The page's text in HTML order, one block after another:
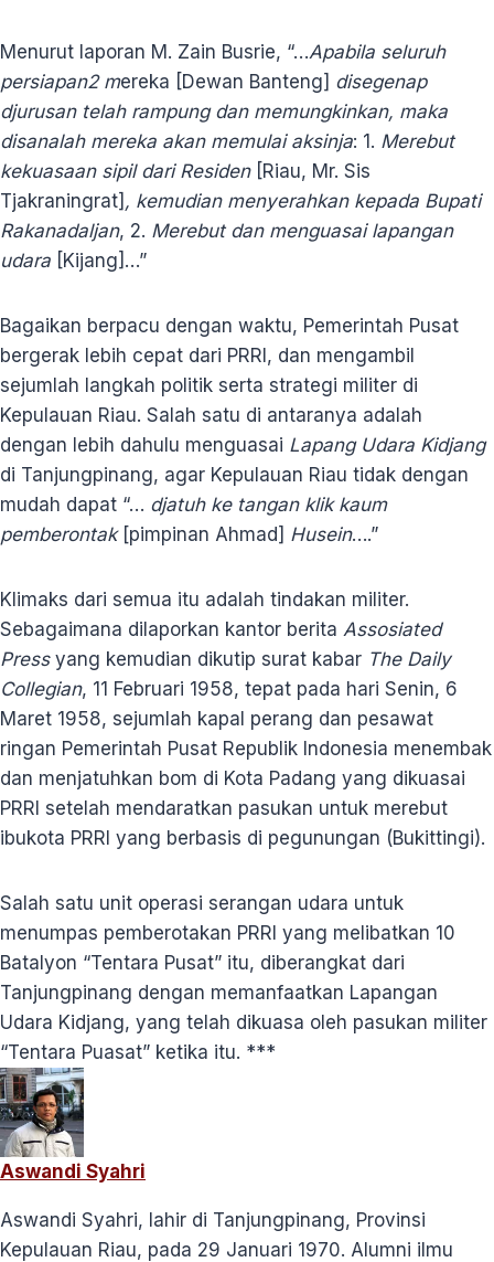
Menurut laporan M. Zain Busrie, “…Apabila seluruh
persiapan2 mereka [Dewan Banteng] disegenap
djurusan telah rampung dan memungkinkan, maka
disanalah mereka akan memulai aksinja: 1. Merebut
kekuasaan sipil dari Residen [Riau, Mr. Sis
Tjakraningrat] , kemudian menyerahkan kepada Bupati
Rakanadaljan, 2. Merebut dan menguasai lapangan
udara [Kijang]…”
Bagaikan berpacu dengan waktu, Pemerintah Pusat
bergerak lebih cepat dari PRRI, dan mengambil
sejumlah langkah politik serta strategi militer di
Kepulauan Riau. Salah satu di antaranya adalah
dengan lebih dahulu menguasai Lapang Udara Kidjang
di Tanjungpinang, agar Kepulauan Riau tidak dengan
mudah dapat “… djatuh ke tangan klik kaum
pemberontak [pimpinan Ahmad] Husein….”
Klimaks dari semua itu adalah tindakan militer.
Sebagaimana dilaporkan kantor berita Assosiated
Pressyang kemudian dikutip surat kabar The Daily
Collegian, 11 Februari 1958, tepat pada hari Senin, 6
Maret 1958, sejumlah kapal perang dan pesawat
ringan Pemerintah Pusat Republik Indonesia menembak
dan menjatuhkan bom di Kota Padang yang dikuasai
PRRI setelah mendaratkan pasukan untuk merebut
ibukota PRRI yang berbasis di pegunungan (Bukittingi).
Salah satu unit operasi serangan udara untuk
menumpas pemberotakan PRRI yang melibatkan 10
Batalyon “Tentara Pusat” itu, diberangkat dari
Tanjungpinang dengan memanfaatkan Lapangan
Udara Kidjang, yang telah dikuasa oleh pasukan militer
“Tentara Puasat” ketika itu. ***
Aswandi Syahri
Aswandi Syahri, lahir di Tanjungpinang, Provinsi
Kepulauan Riau, pada 29 Januari 1970. Alumni ilmu